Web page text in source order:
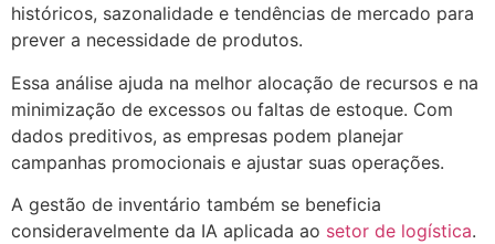
históricos, sazonalidade e tendências de mercado para
prever a necessidade de produtos.
Essa análise ajuda na melhor alocação de recursos e na
minimização de excessos ou faltas de estoque. Com
dados preditivos, as empresas podem planejar
campanhas promocionais e ajustar suas operações.
A gestão de inventário também se beneficia
consideravelmente da IA aplicada ao setor de logística.